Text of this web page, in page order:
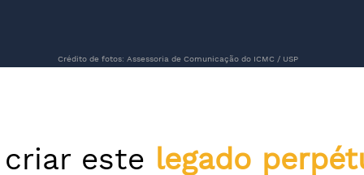
Crédito de fotos: Assessoria de Comunicação do ICMC / USP
este legado